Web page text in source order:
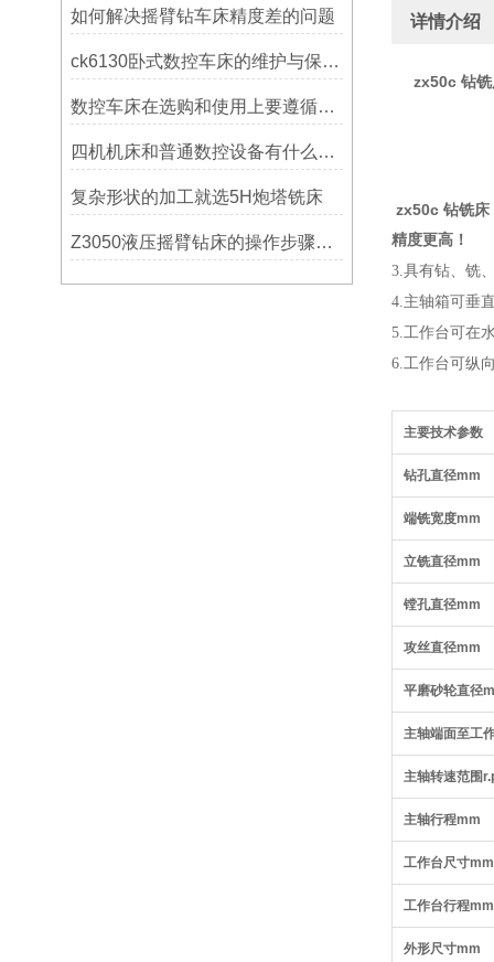
如何解决摇臂钻车床精度差的问题
ck6130卧式数控车床的维护与保养策略
数控车床在选购和使用上要遵循哪些条件呢？
四机机床和普通数控设备有什么区别？
复杂形状的加工就选5H炮塔铣床
Z3050液压摇臂钻床的操作步骤与安全注意事项
详情介绍
zx50c 钻
zx50c 钻铣床
精度更高！
3.具有钻、铣
4.主轴箱可垂
5.工作台可在
6.工作台可纵
主要技术参数
钻孔直径mm
端铣宽度mm
立铣直径mm
镗孔直径mm
攻丝直径mm
平磨砂轮直径
主轴端面至工
主轴转速范围
主轴行程mm
工作台尺寸mm
工作台行程mm
外形尺寸mm